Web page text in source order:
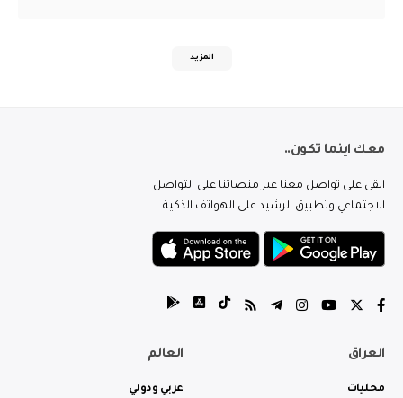
المزيد
معك اينما تكون..
ابقى على تواصل معنا عبر منصاتنا على التواصل
الاجتماعي وتطبيق الرشيد على الهواتف الذكية.
العراق
محليات
العالم
عربي ودولي